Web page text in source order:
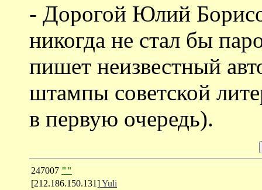
- Дорогой Юлий
никогда не стал бы
пишет неизвестный
штампы советской
в первую очередь).
247007 ""
[212.186.150.131]Yuli